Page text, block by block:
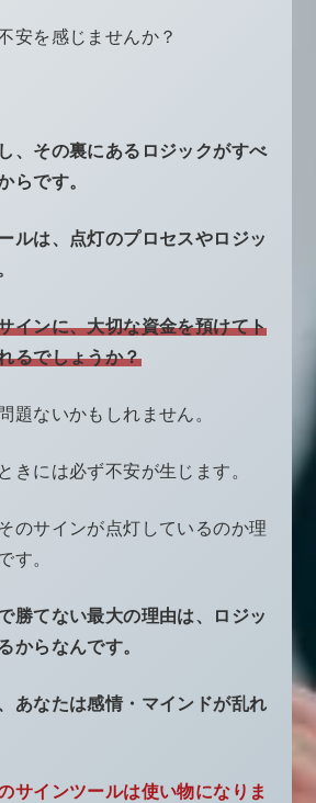
安を感じませんか？
、その裏にあるロジックがすべ
らです。
ルは、点灯のプロセスやロジッ
インに、大切な資金を預けてト
るでしょうか？
題ないかもしれません。
きには必ず不安が生じます。
のサインが点灯しているのか理
す。
勝てない最大の理由は、ロジッ
からなんです。
あなたは感情・マインドが乱れ
サインツールは使い物になりま